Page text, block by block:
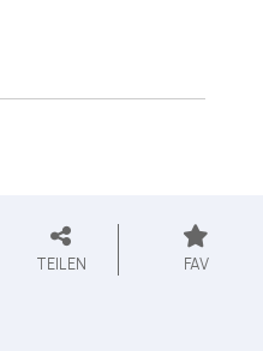
TEILEN FAV